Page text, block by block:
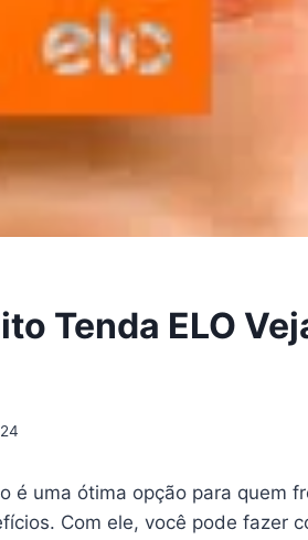
Tenda ELO
é uma ótima opção para quem
Com ele, você pode fazer